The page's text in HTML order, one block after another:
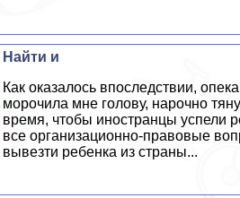
Найти и
Как оказалось впоследствии,
морочила мне голову, нарочно
время, чтобы иностранцы успели
все организационно-правовые
вывезти ребенка из страны...